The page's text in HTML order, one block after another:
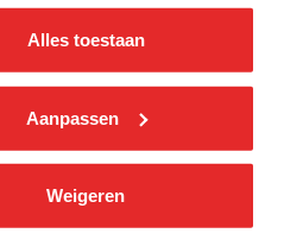
Alles toestaan
Aanpassen
Weigeren